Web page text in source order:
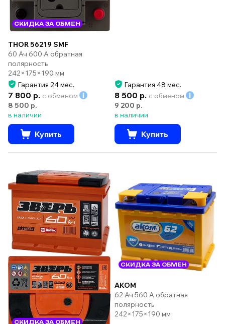
СКИДКА ЗА ОБМЕН
THOR 56219 SMF
60 Ач 600 А обратная
полярность
242×175×190 мм
Гарантия 24 мес.
7 800 р. с обменом
8 500 р.
в наличии
Купить
Гарантия 48 мес.
8 500 р. с обменом
9 200 р.
в наличии
Купить
СКИДКА ЗА ОБМЕН
СКИДКА ЗА ОБМЕН
AKOM
62 Ач 560 А обратная
полярность
242×175×190 мм